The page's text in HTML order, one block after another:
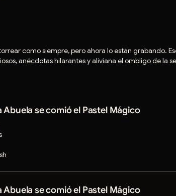
como siempre, pero ahora lo están grabando.
anécdotas hilarantes y aliviana el ombligo de la
se comió el Pastel Mágico
se comió el Pastel Mágico